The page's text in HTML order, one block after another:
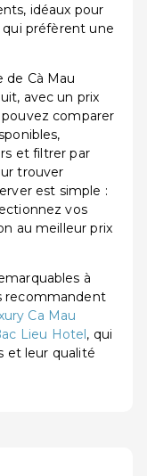
idéaux pour
qui préfèrent une
de Cà Mau
avec un prix
comparer
et filtrer par
trouver
est simple :
vos
au meilleur prix
à
recommandent
Ca Mau
Lieu Hotel, qui
et leur qualité